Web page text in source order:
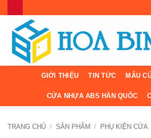
dung
GIỚI THIỆU TIN TỨC MẪU
CỬA NHỰA ABS HÀN QUỐC
TRANG CHỦ / SẢN PHẨM / PHỤ KIỆN CỬA